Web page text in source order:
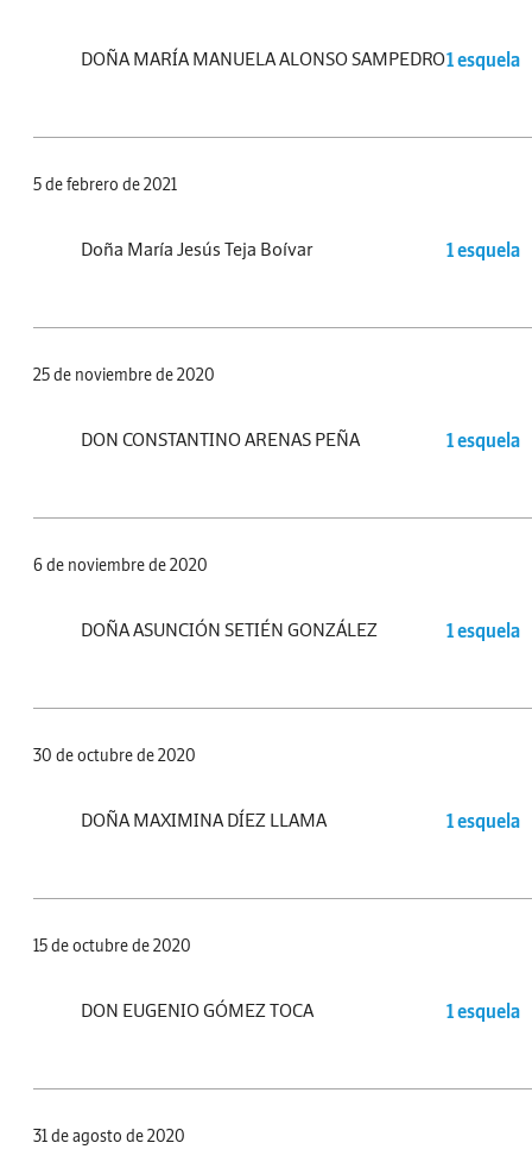
DOÑA MARÍA MANUELA ALONSO SAMPEDRO1 esquela
5 de febrero de 2021
Doña María Jesús Teja Boívar 1 esquela
25 de noviembre de 2020
DON CONSTANTINO ARENAS PEÑA 1 esquela
6 de noviembre de 2020
DOÑA ASUNCIÓN SETIÉN GONZÁLEZ 1 esquela
30 de octubre de 2020
DOÑA MAXIMINA DÍEZ LLAMA 1 esquela
15 de octubre de 2020
DON EUGENIO GÓMEZ TOCA 1 esquela
31 de agosto de 2020